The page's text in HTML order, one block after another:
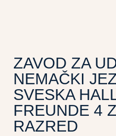
ZAVOD ZA
NEMAČKI
SVESKA
FREUNDE 4
RAZRED